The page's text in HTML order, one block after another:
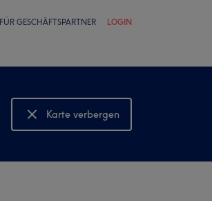
FÜR GESCHÄFTSPARTNER LOGIN
Karte verbergen
Karte anzeigen